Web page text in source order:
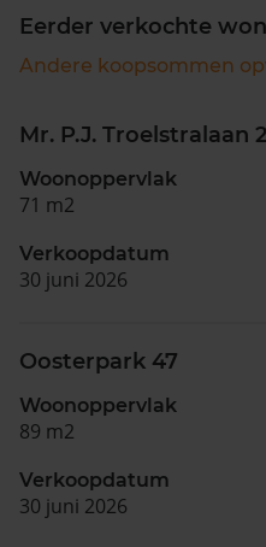
Eerder verkochte
Andere koopsommen
Mr. P.J. Troelstralaan
Woonoppervlak
71 m2
Verkoopdatum
30 juni 2026
Oosterpark 47
Woonoppervlak
89 m2
Verkoopdatum
30 juni 2026